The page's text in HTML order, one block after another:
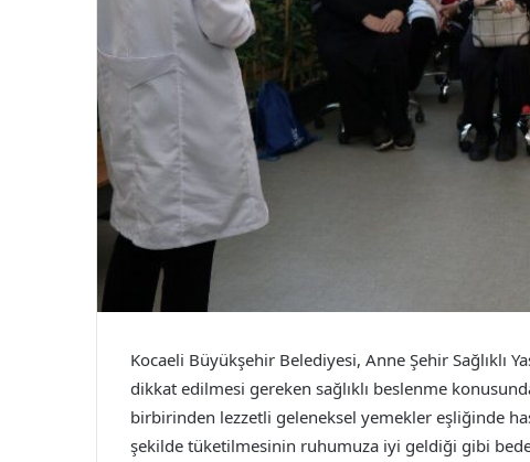
Kocaeli Büyükşehir Belediyesi, Anne Şehir Sağlıklı
dikkat edilmesi gereken sağlıklı beslenme
birbirinden lezzetli geleneksel yemekler eşliğinde
şekilde tüketilmesinin ruhumuza iyi geldiği gibi